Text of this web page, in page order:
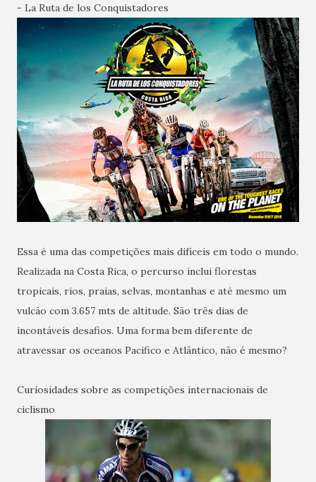
- La Ruta de los Conquistadores
Essa é uma das competições mais difíceis em todo o mundo.
Realizada na Costa Rica, o percurso inclui florestas
tropicais, rios, praias, selvas, montanhas e até mesmo um
vulcão com 3.657 mts de altitude. São três dias de
incontáveis desafios. Uma forma bem diferente de
atravessar os oceanos Pacífico e Atlântico, não é mesmo?
Curiosidades sobre as competições internacionais de
ciclismo